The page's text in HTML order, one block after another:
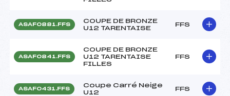
ASAF0881.FFS
COUPE DE BRONZE
U12 TARENTAISE
FFS
ASAF0841.FFS
COUPE DE BRONZE
U12 TARENTAISE
FILLES
FFS
ASAF0431.FFS
Coupe Carré Neige
U12
FFS